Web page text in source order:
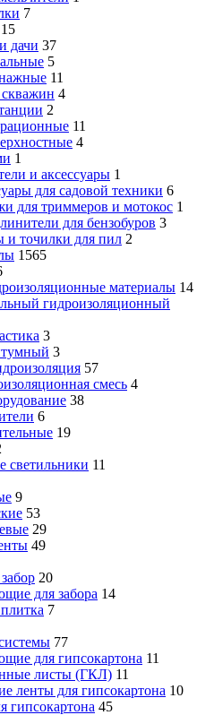
7
15
дачи 37
5
11
4
2
11
4
1
и аксессуары 1
для садовой техники 6
для триммеров и мотокос 1
для бензобуров 3
точилки для пил 2
1565
материалы 14
гидроизоляционный
3
3
57
смесь 4
38
6
19
светильники 11
9
53
29
49
20
для забора 14
7
77
для гипсокартона 11
листы (ГКЛ) 11
ленты для гипсокартона 10
гипсокартона 45